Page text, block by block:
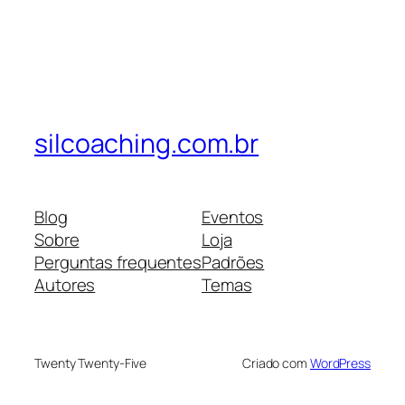
silcoaching.com.br
Blog
Sobre
Perguntas frequentes
Autores
Eventos
Loja
Padrões
Temas
Twenty Twenty-Five Criado com WordPress